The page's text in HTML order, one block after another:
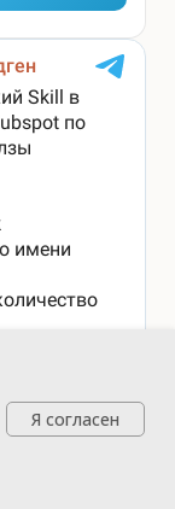
Я согласен